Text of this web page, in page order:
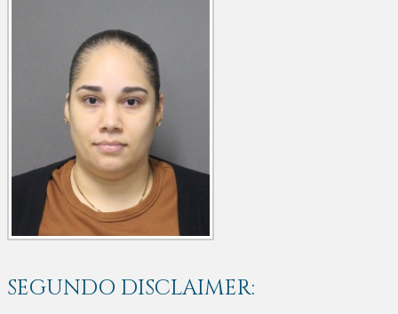
SEGUNDO DISCLAIMER: